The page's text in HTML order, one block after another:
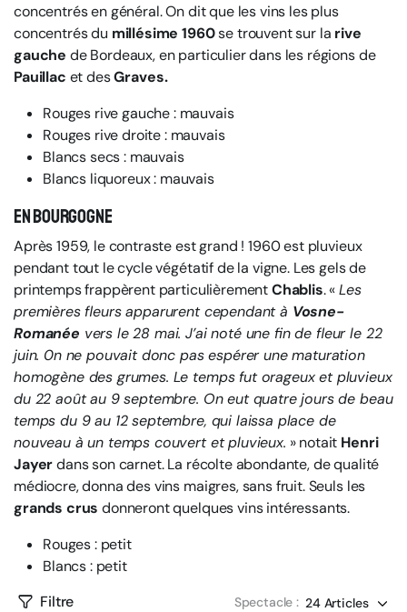
concentrés en général. On dit que les vins les plus
concentrés du millésime 1960se trouvent sur la rive
gauche de Bordeaux, en particulier dans les régions de
Pauillac et desGraves.
Rouges rive gauche : mauvais
Rouges rive droite : mauvais
Blancs secs : mauvais
Blancs liquoreux : mauvais
En Bourgogne
Après 1959, le contraste est grand ! 1960 est pluvieux
pendant tout le cycle végétatif de la vigne. Les gels de
printemps frappèrent particulièrementChablis. «Les
premières fleurs apparurent cependant à Vosne-
Romanée vers le 28 mai. J’ai noté une fin de fleur le 22
juin. 0n ne pouvait donc pas espérer une maturation
homogène des grumes. Le temps fut orageux et pluvieux
du 22 août au 9 septembre. On eut quatre jours de beau
temps du 9 au 12 septembre, qui laissa place de
nouveau à un temps couvert et pluvieux. » notait Henri
Jayerdans son carnet. La récolte abondante, de qualité
médiocre, donna des vins maigres, sans fruit. Seuls les
grands crus donneront quelques vins intéressants.
Rouges : petit
Blancs : petit
Filtre
Spectacle :